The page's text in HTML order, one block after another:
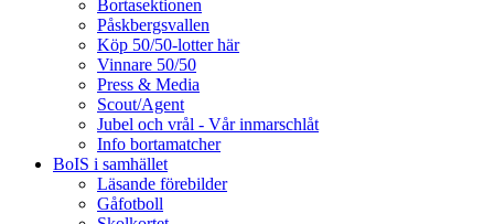
Bortasektionen
Påskbergsvallen
Köp 50/50-lotter här
Vinnare 50/50
Press & Media
Scout/Agent
Jubel och vrål - Vår inmarschlåt
Info bortamatcher
BoIS i samhället
Läsande förebilder
Gåfotboll